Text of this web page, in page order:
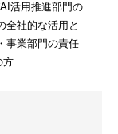
活用推進部門の
全社的な活用と
事業部門の責任
方